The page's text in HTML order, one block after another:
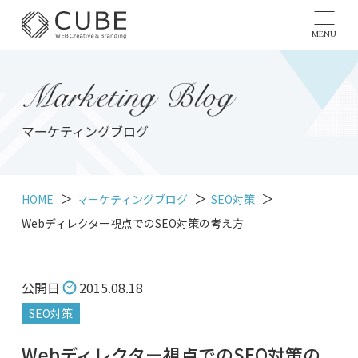
MENU
Marketing Blog
マーケティングブログ
HOME マーケティングブログ
SEO対策
Webディレクター視点でのSEO対策の考え方
公開日 2015.08.18
SEO対策